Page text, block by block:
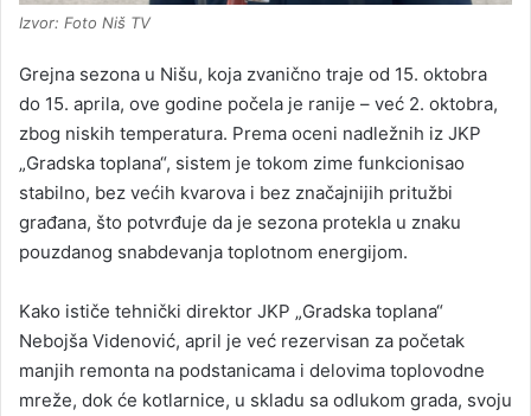
Izvor: Foto Niš TV
Grejna sezona u Nišu, koja zvanično traje od 15. oktobra
do 15. aprila, ove godine počela je ranije – već 2. oktobra,
zbog niskih temperatura. Prema oceni nadležnih iz JKP
„Gradska toplana“, sistem je tokom zime funkcionisao
stabilno, bez većih kvarova i bez značajnijih pritužbi
građana, što potvrđuje da je sezona protekla u znaku
pouzdanog snabdevanja toplotnom energijom.
Kako ističe tehnički direktor JKP „Gradska toplana“
Nebojša Videnović, april je već rezervisan za početak
manjih remonta na podstanicama i delovima toplovodne
mreže, dok će kotlarnice, u skladu sa odlukom grada, svoju